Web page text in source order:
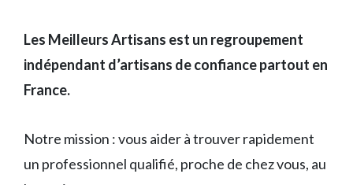
Les Meilleurs Artisans est un regroupement
indépendant d’artisans de confiance partout en
France.
Notre mission : vous aider à trouver rapidement
un professionnel qualifié, proche de chez vous, au